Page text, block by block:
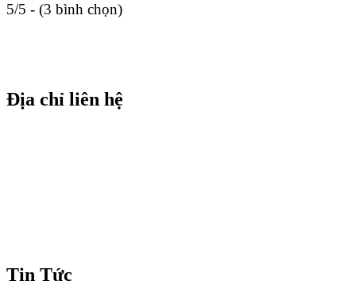
5/5 - (3 bình chọn)
Địa chỉ liên hệ
Tin Tức